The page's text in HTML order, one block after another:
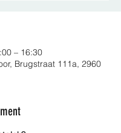
– 16:30
Brugstraat 111a, 2960